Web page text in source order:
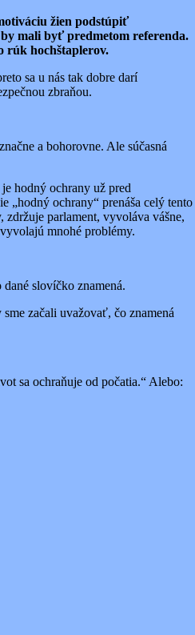
žien podstúpiť
mali byť predmetom referenda.
rúk hochštaplerov.
sa u nás tak dobre darí
zbraňou.
a bohorovne. Ale súčasná
hodný ochrany už pred
„hodný ochrany“ prenáša celý tento
parlament, vyvoláva vášne,
mnohé problémy.
slovíčko znamená.
začali uvažovať, čo znamená
sa ochraňuje od počatia.“ Alebo: